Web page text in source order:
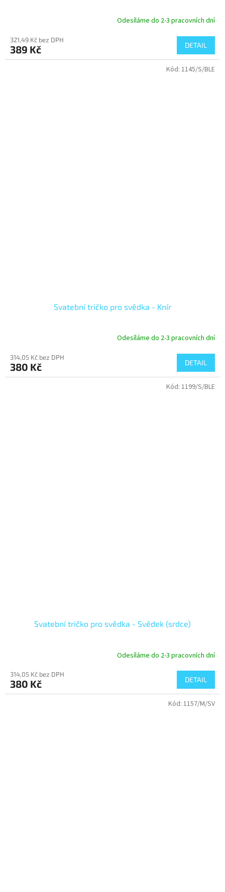
Odesíláme do 2-3 pracovních dní
321,49 Kč bez DPH
389 Kč DETAIL
Svatební tričko pro svědka - Knír
Odesíláme do 2-3 pracovních dní
314,05 Kč bez DPH
380 Kč DETAIL
Kód: 1145/S/BLE
Svatební tričko pro svědka - Svědek (srdce)
Odesíláme do 2-3 pracovních dní
314,05 Kč bez DPH
380 Kč DETAIL
Kód: 1199/S/BLE
Kód: 1157/M/SV